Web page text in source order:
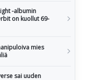
-albumin
on kuollut 69-
mies
sai uuden